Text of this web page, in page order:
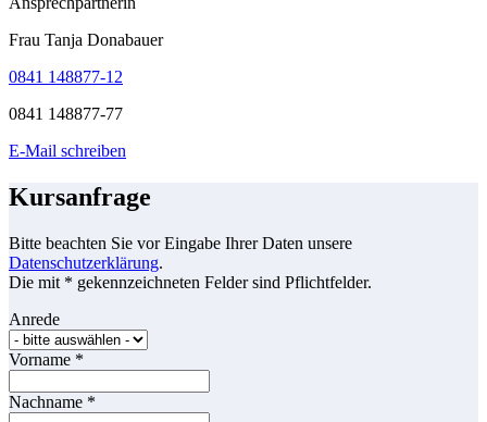
Frau Tanja Donabauer
0841 148877-12
0841 148877-77
E-Mail schreiben
Kursanfrage
Bitte beachten Sie vor Eingabe Ihrer Daten unsere
Datenschutzerklärung.
Die mit * gekennzeichneten Felder sind Pflichtfelder.
Anrede
Vorname *
Nachname *